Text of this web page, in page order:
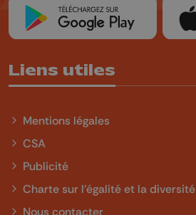
Liens utiles
Mentions légales
CSA
Publicité
Charte sur l'égalité et la diversité
Nous contacter